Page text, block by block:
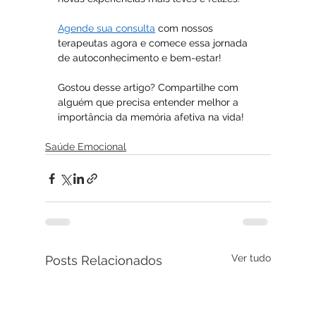
Agende sua consulta com nossos
terapeutas agora e comece essa jornada
de autoconhecimento e bem-estar!
Gostou desse artigo? Compartilhe com
alguém que precisa entender melhor a
importância da memória afetiva na vida!
Saúde Emocional
Posts Relacionados Ver tudo